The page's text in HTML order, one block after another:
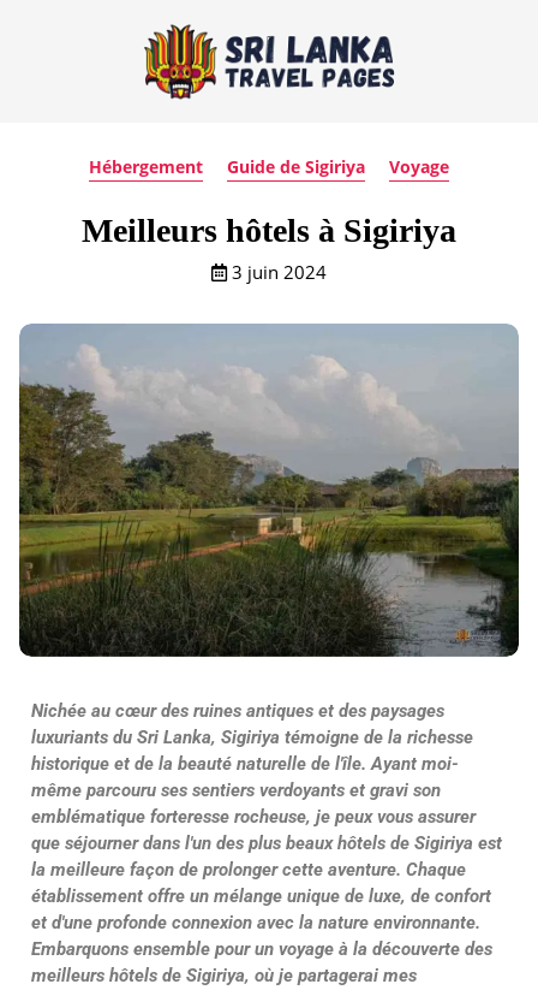
Hébergement Guide de Sigiriya Voyage
Meilleurs hôtels à Sigiriya
3 juin 2024
Nichée au cœur des ruines antiques et des paysages
luxuriants du Sri Lanka, Sigiriya témoigne de la richesse
historique et de la beauté naturelle de l'île. Ayant moi-
même parcouru ses sentiers verdoyants et gravi son
emblématique forteresse rocheuse, je peux vous assurer
que séjourner dans l'un des plus beaux hôtels de Sigiriya est
la meilleure façon de prolonger cette aventure. Chaque
établissement offre un mélange unique de luxe, de confort
et d'une profonde connexion avec la nature environnante.
Embarquons ensemble pour un voyage à la découverte des
meilleurs hôtels de Sigiriya, où je partagerai mes